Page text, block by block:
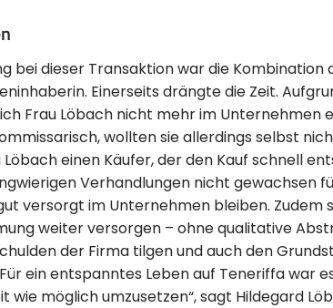
bei dieser Transaktion war die
Einerseits drängte die Zeit.
Frau Löbach nicht mehr im Unternehmen
wollten sie allerdings selbst
einen Käufer, der den Kauf schnell
Verhandlungen nicht gewachsen
versorgt im Unternehmen bleiben. Zudem
weiter versorgen – ohne qualitative
der Firma tilgen und auch den
ein entspanntes Leben auf Teneriffa war
wie möglich umzusetzen“, sagt Hildegard